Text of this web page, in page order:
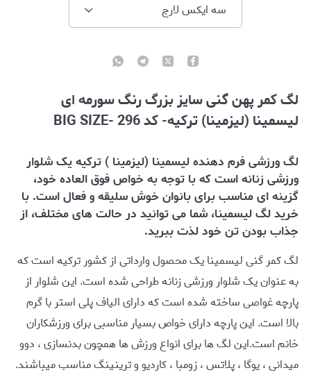
سه ایکس لارج
لگ کمر پهن گنی سایز بزرگ رنگ سورمه ای
لیسمینا (لیزمینا) ترکیه- کد 296 -BIG SIZE
لگ ورزشی فرم دهنده لیسمینا (لیزمینا ) ترکیه یک شلوار
ورزشی زنانه است که با توجه به خواص فوق العاده خود،
گزینه ای مناسب برای بانوان خوش سلیقه و فعال است. با
خرید لگ لیسمینا، شما می توانید در حالت های مختلف، از
جذاب بودن تن خود لذت ببرید.
لگ کمر گنی لیسمینا یک محصول وارداتی از کشور ترکیه است که
به عنوان یک شلوار ورزشی زنانه طراحی شده است. این شلوار از
پارچه غواصی ساخته شده است که دارای الیاف پلی استر با گرم
بالا است. این پارچه دارای خواص بسیار مناسبی برای ورزشکاران
خانم است.این لگ ها برای انواع ورزش ها همچون بدنسازی ، دوو
میدانی ، یوگا ، پلاتس ، زومبا ، کاردیو و ترینینگ مناسب میباشند.